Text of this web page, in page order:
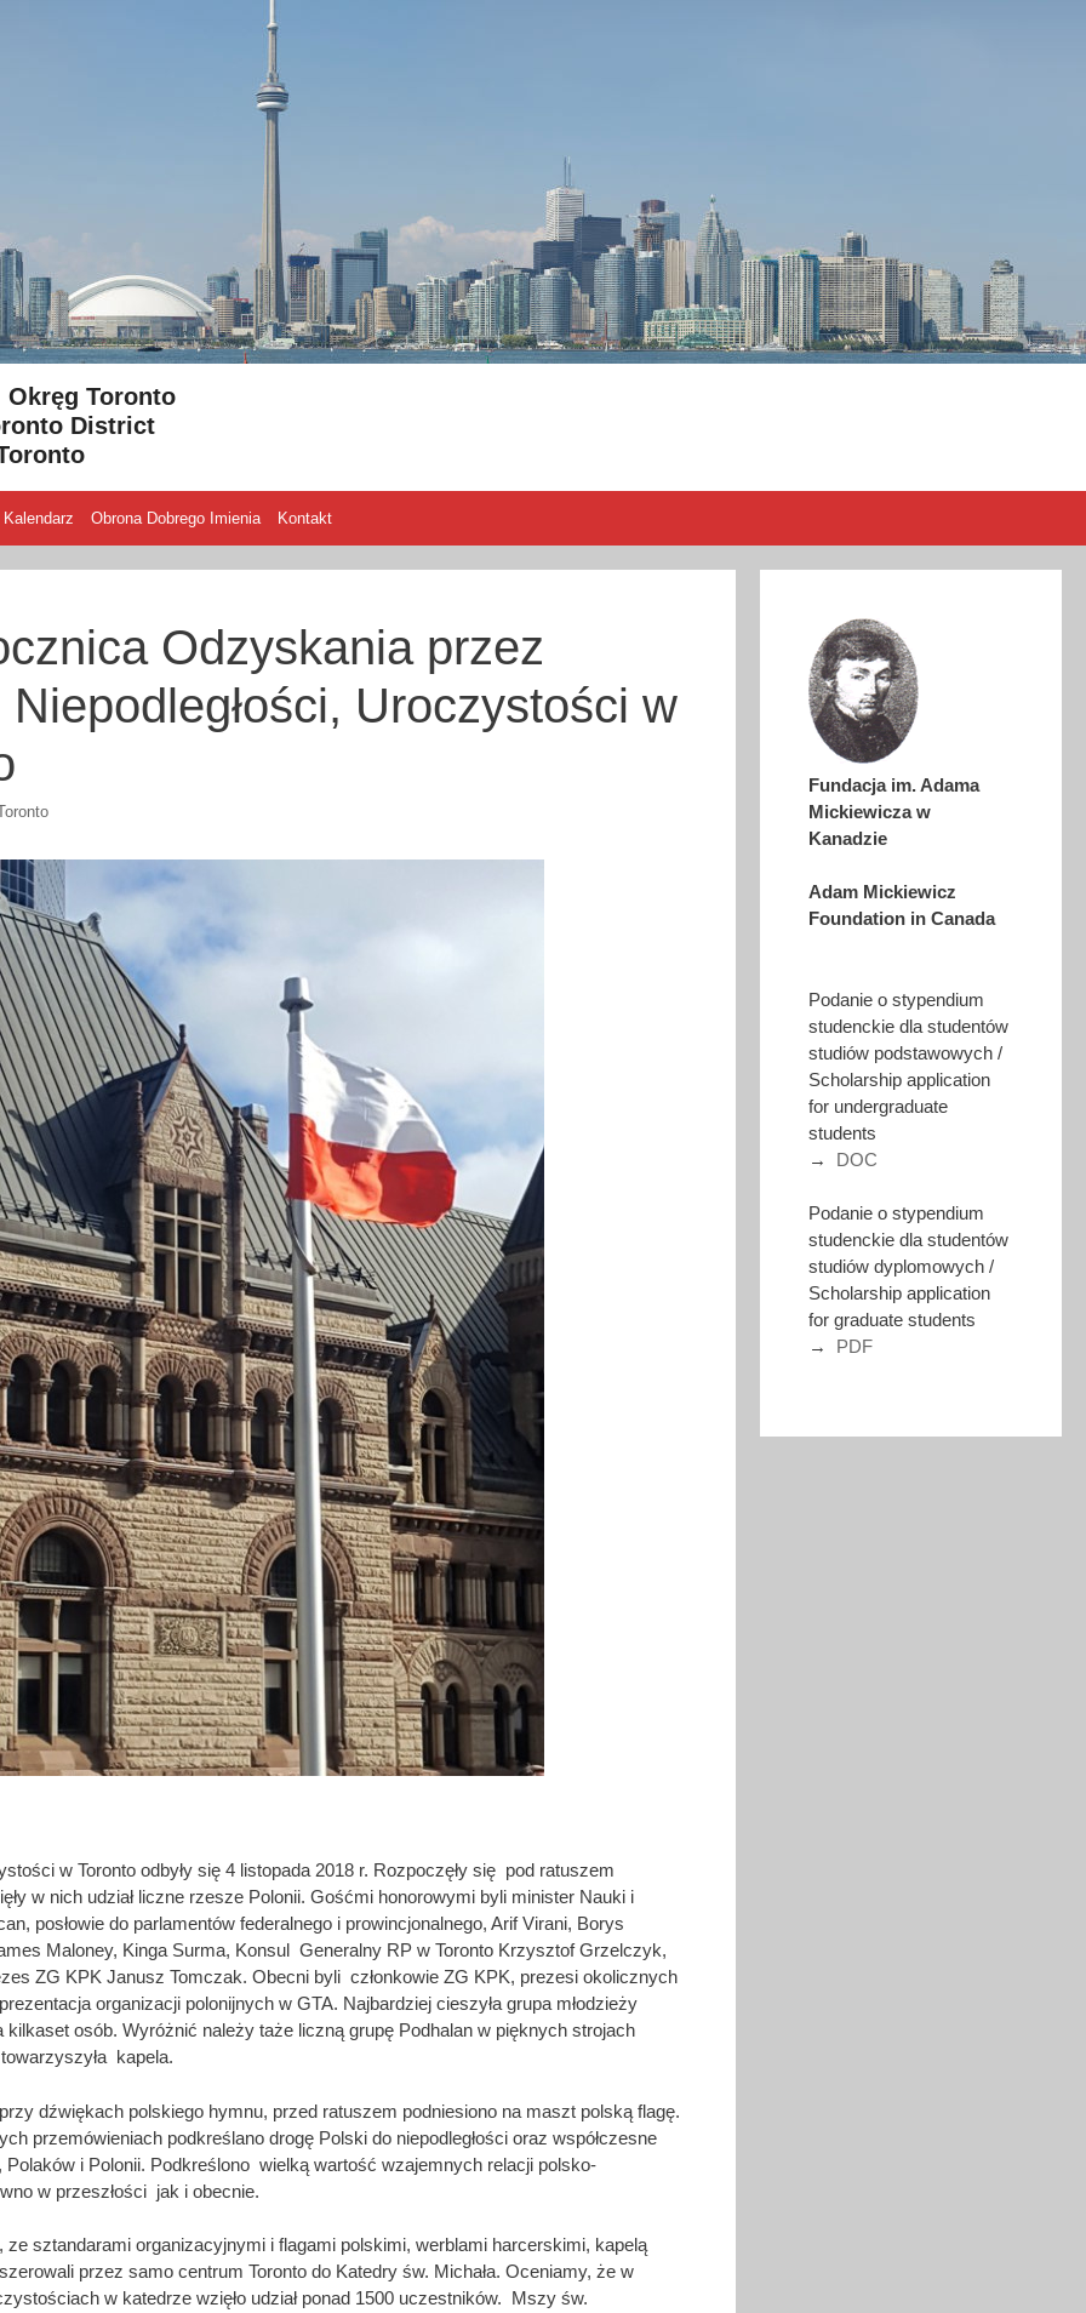
Toronto
District
Kalendarz Obrona Dobrego Imienia Kontakt
Odzyskania przez
Uroczystości w
w Toronto odbyły się 4 listopada 2018 r. Rozpoczęły się pod ratuszem
w nich udział liczne rzesze Polonii. Gośćmi honorowymi byli minister Nauki i
posłowie do parlamentów federalnego i prowincjonalnego, Arif Virani, Borys
Maloney, Kinga Surma, Konsul Generalny RP w Toronto Krzysztof Grzelczyk,
ZG KPK Janusz Tomczak. Obecni byli członkowie ZG KPK, prezesi okolicznych
organizacji polonijnych w GTA. Najbardziej cieszyła grupa młodzieży
kilkaset osób. Wyróżnić należy taże liczną grupę Podhalan w pięknych strojach
kapela.
dźwiękach polskiego hymnu, przed ratuszem podniesiono na maszt polską flagę.
przemówieniach podkreślano drogę Polski do niepodległości oraz współczesne
Polaków i Polonii. Podkreślono wielką wartość wzajemnych relacji polsko-
w przeszłości jak i obecnie.
ze sztandarami organizacyjnymi i flagami polskimi, werblami harcerskimi, kapelą
przez samo centrum Toronto do Katedry św. Michała. Oceniamy, że w
w katedrze wzięło udział ponad 1500 uczestników. Mszy św.
Fundacja im. Adama
Mickiewicza w
Kanadzie
Adam Mickiewicz
Foundation in Canada
Podanie o stypendium
studenckie dla studentów
studiów podstawowych /
Scholarship application
for undergraduate
students
→ DOC
Podanie o stypendium
studenckie dla studentów
studiów dyplomowych /
Scholarship application
for graduate students
→ PDF